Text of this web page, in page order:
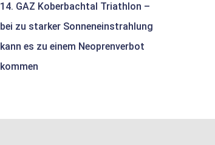
14. GAZ Koberbachtal Triathlon –
bei zu starker Sonneneinstrahlung
kann es zu einem Neoprenverbot
kommen